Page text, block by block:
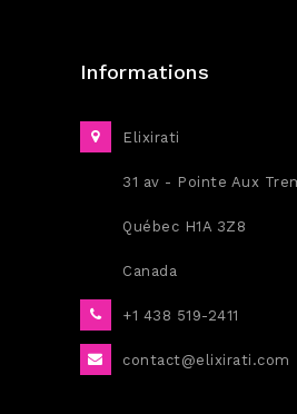
Informations
Elixirati
31 av - Pointe Aux
Québec H1A 3Z8
Canada
+1 438 519-2411
contact@elixirati.com